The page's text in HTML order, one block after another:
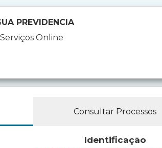
PREVIDENCIA
Online
Consultar Processos
Identificação